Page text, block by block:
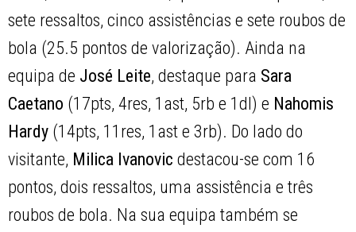
sete ressaltos, cinco assistências e sete roubos de
bola (25.5 pontos de valorização). Ainda na
equipa de José Leite, destaque para Sara
Caetano (17pts, 4res, 1ast, 5rb e 1dl) e Nahomis
Hardy (14pts, 11res, 1ast e 3rb). Do lado do
visitante, Milica Ivanovic destacou-se com 16
pontos, dois ressaltos, uma assistência e três
roubos de bola. Na sua equipa também se